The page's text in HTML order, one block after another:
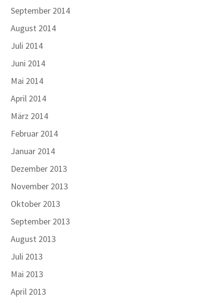
September 2014
August 2014
Juli 2014
Juni 2014
Mai 2014
April 2014
März 2014
Februar 2014
Januar 2014
Dezember 2013
November 2013
Oktober 2013
September 2013
August 2013
Juli 2013
Mai 2013
April 2013